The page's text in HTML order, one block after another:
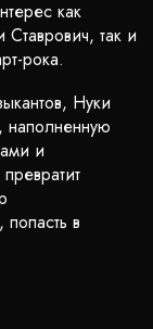
как
так и
рока.
Нуки
наполненную
и
в